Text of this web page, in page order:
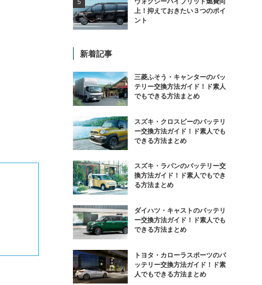
上！抑えておきたい３つのポイ
ント
新着記事
三菱ふそう・キャンターのバッ
テリー交換方法ガイド！ド素人
でもできる方法まとめ
スズキ・クロスビーのバッテリ
ー交換方法ガイド！ド素人でも
できる方法まとめ
スズキ・ラパンのバッテリー交
換方法ガイド！ド素人でもでき
る方法まとめ
ダイハツ・キャストのバッテリ
ー交換方法ガイド！ド素人でも
できる方法まとめ
トヨタ・カローラスポーツのバ
ッテリー交換方法ガイド！ド素
人でもできる方法まとめ